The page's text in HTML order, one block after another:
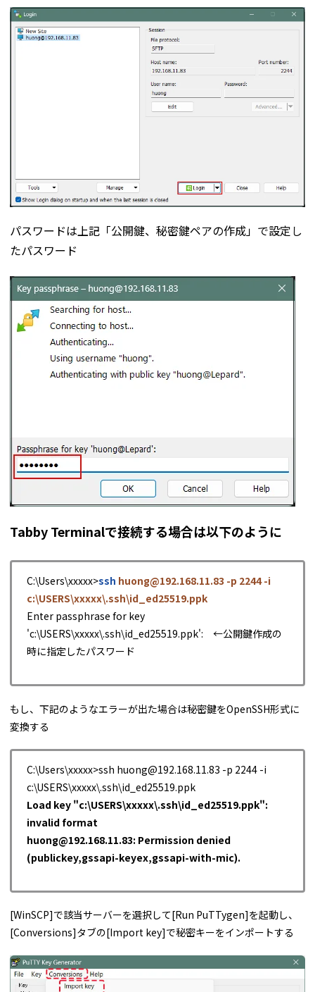
パスワードは上記「公開鍵、秘密鍵ペアの作成」で設定し
たパスワード
Tabby Terminalで接続する場合は以下のように
C:\Users\xxxxx>ssh huong@192.168.11.83 -p 2244 -i
c:\USERS\xxxxx\.ssh\id_ed25519.ppk
Enter passphrase for key
'c:\USERS\xxxxx\.ssh\id_ed25519.ppk': ←公開鍵作成の
時に指定したパスワード
もし、下記のようなエラーが出た場合は秘密鍵をOpenSSH形式に
変換する
C:\Users\xxxxx>ssh huong@192.168.11.83 -p 2244 -i
c:\USERS\xxxxx\.ssh\id_ed25519.ppk
Load key "c:\USERS\xxxxx\.ssh\id_ed25519.ppk":
invalid format
huong@192.168.11.83: Permission denied
(publickey,gssapi-keyex,gssapi-with-mic).
[WinSCP]で該当サーバーを選択して[Run PuTTygen]を起動し、
[Conversions]タブの[Import key]で秘密キーをインポートする